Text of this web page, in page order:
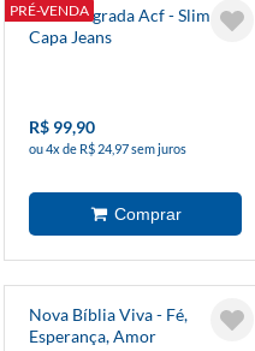
PRÉ-VENDA
Bíblia Sagrada Acf - Slim -
Capa Jeans
R$ 99,90
ou 4x de R$ 24,97 sem juros
Nova Bíblia Viva - Fé,
Esperança, Amor